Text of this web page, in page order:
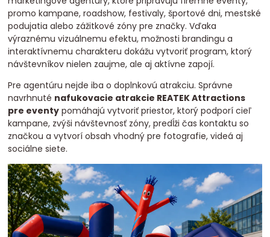
promo kampane, roadshow, festivaly, športové dni, mestské
podujatia alebo zážitkové zóny pre značky. Vďaka
výraznému vizuálnemu efektu, možnosti brandingu a
interaktívnemu charakteru dokážu vytvoriť program, ktorý
návštevníkov nielen zaujme, ale aj aktívne zapojí.
Pre agentúru nejde iba o doplnkovú atrakciu. Správne
navrhnuté nafukovacie atrakcie REATEK Attractions
pre eventy pomáhajú vytvoriť priestor, ktorý podporí cieľ
kampane, zvýši návštevnosť zóny, predĺži čas kontaktu so
značkou a vytvorí obsah vhodný pre fotografie, videá aj
sociálne siete.